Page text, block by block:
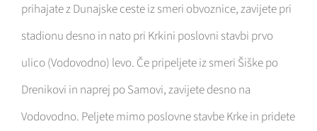
prihajate z Dunajske ceste iz smeri obvoznice, zavijete pri
stadionu desno in nato pri Krkini poslovni stavbi prvo
ulico (Vodovodno) levo. Če pripeljete iz smeri Šiške po
Drenikovi in naprej po Samovi, zavijete desno na
Vodovodno. Peljete mimo poslovne stavbe Krke in pridete